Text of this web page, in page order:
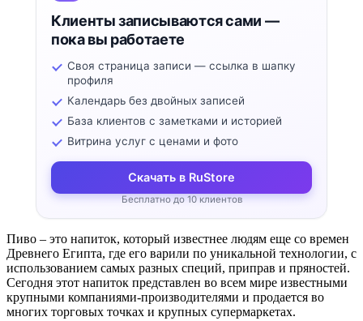
Клиенты записываются сами —
пока вы работаете
Своя страница записи — ссылка в шапку
профиля
Календарь без двойных записей
База клиентов с заметками и историей
Витрина услуг с ценами и фото
Скачать в RuStore
Бесплатно до 10 клиентов
Пиво – это напиток, который известнее людям еще со времен
Древнего Египта, где его варили по уникальной технологии, с
использованием самых разных специй, приправ и пряностей.
Сегодня этот напиток представлен во всем мире известными
крупными компаниями-производителями и продается во
многих торговых точках и крупных супермаркетах.